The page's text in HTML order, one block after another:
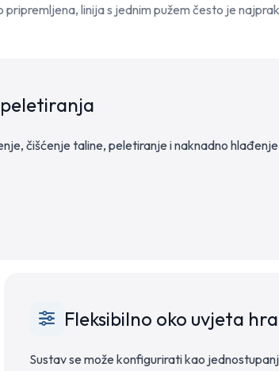
pripremljena, linija s jednim pužem često je
čišćenje taline, peletiranje i naknadno hlađenje
Fleksibilno oko uvjeta
Sustav se može konfigurirati kao